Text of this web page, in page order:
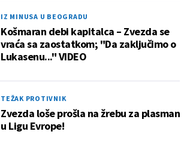
IZ MINUSA U BEOGRADU
Košmaran debi kapitalca – Zvezda se
vraća sa zaostatkom; "Da zaključimo o
Lukasenu..." VIDEO
TEŽAK PROTIVNIK
Zvezda loše prošla na žrebu za plasman
u Ligu Evrope!